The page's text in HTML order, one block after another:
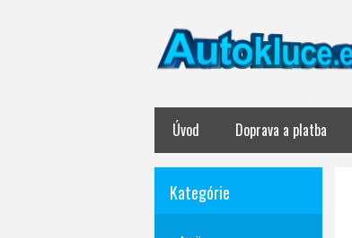
Úvod Doprava a platba
Kategórie